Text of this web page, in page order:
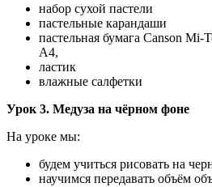
набор сухой пастели
пастельные карандаши
пастельная бумага Canson Mi-
А4,
ластик
влажные салфетки
Урок 3. Медуза на чёрном фоне
На уроке мы:
будем учиться рисовать на
научимся передавать объём